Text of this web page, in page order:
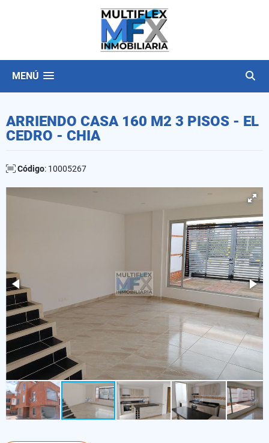
MENÚ
ARRIENDO CASA 160 M2 3 PISOS - EL
CEDRO - CHIA
Código: 10005267